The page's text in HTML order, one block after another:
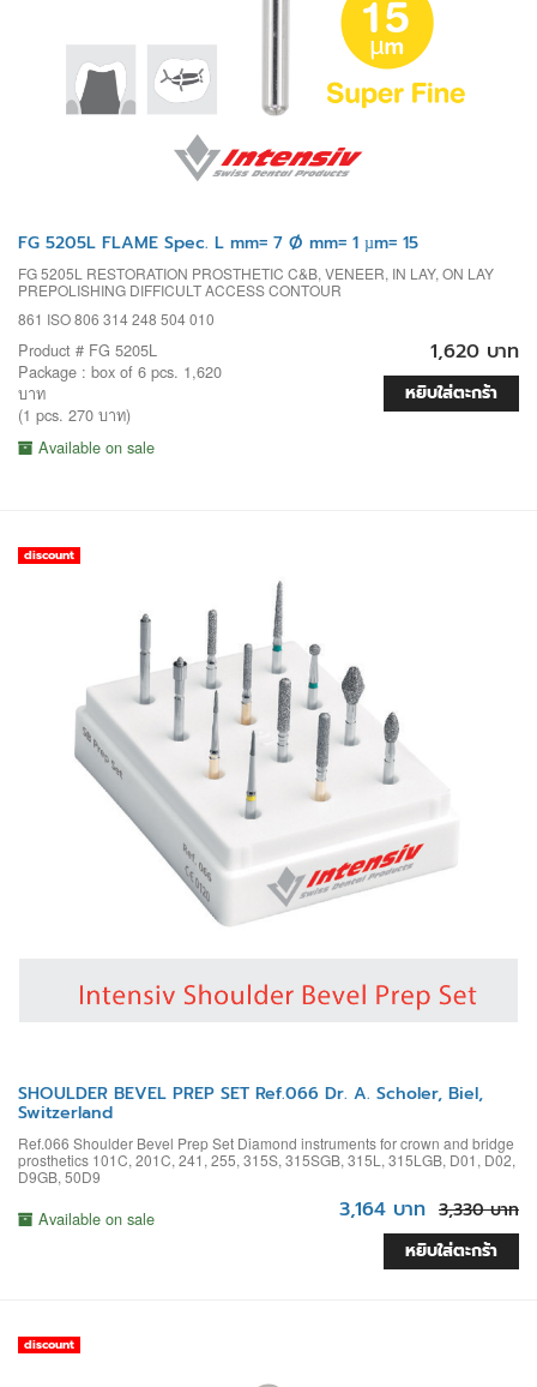
FG 5205L FLAME Spec. L mm= 7 Ø mm= 1 µm= 15
FG 5205L RESTORATION PROSTHETIC C&B, VENEER, IN LAY, ON LAY
PREPOLISHING DIFFICULT ACCESS CONTOUR
861 ISO 806 314 248 504 010
Product # FG 5205L
Package : box of 6 pcs. 1,620
บาท
(1 pcs. 270 บาท)
Available on sale
1,620 บาท
หยิบใส่ตะกร้า
discount
SHOULDER BEVEL PREP SET Ref.066 Dr. A. Scholer, Biel,
Switzerland
Ref.066 Shoulder Bevel Prep Set Diamond instruments for crown and bridge
prosthetics 101C, 201C, 241, 255, 315S, 315SGB, 315L, 315LGB, D01, D02,
D9GB, 50D9
Available on sale 3,164 บาท 3,330 บาท
หยิบใส่ตะกร้า
discount